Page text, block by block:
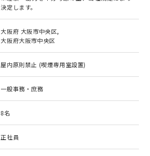
決定します。
大阪府 大阪市中央区,
大阪府大阪市中央区
屋内原則禁止 (喫煙専用室設置)
一般事務・庶務
8名
正社員